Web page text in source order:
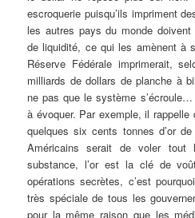
escroquerie puisqu’ils impriment
les autres pays du monde
de liquidité, ce qui les amènent à
Réserve Fédérale imprimerait,
milliards de dollars de planche à
ne pas que le système
à évoquer. Par exemple, il
quelques six cents tonnes d’or
Américains serait de voler
substance, l’or est la clé de
opérations secrètes, c’est
très spéciale de tous les
pour la même raison que les